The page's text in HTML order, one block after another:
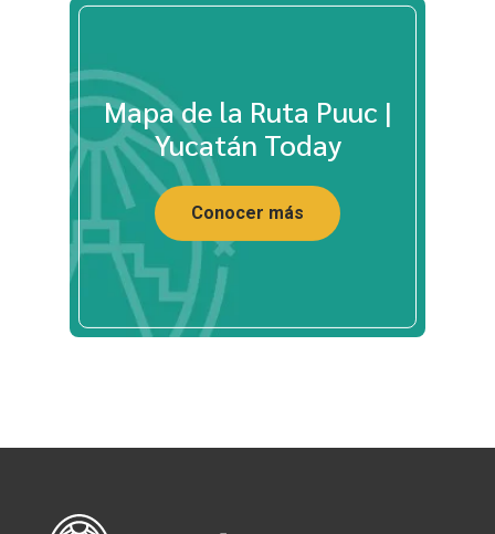
Mapa de la Ruta Puuc |
Yucatán Today
Conocer más